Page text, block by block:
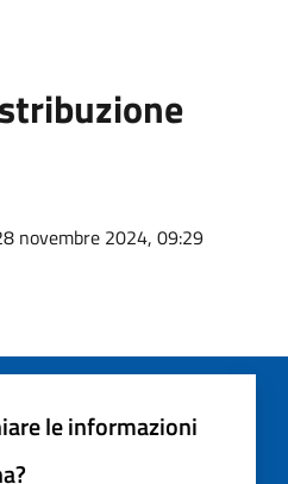
novembre 2024, 09:29
le informazioni